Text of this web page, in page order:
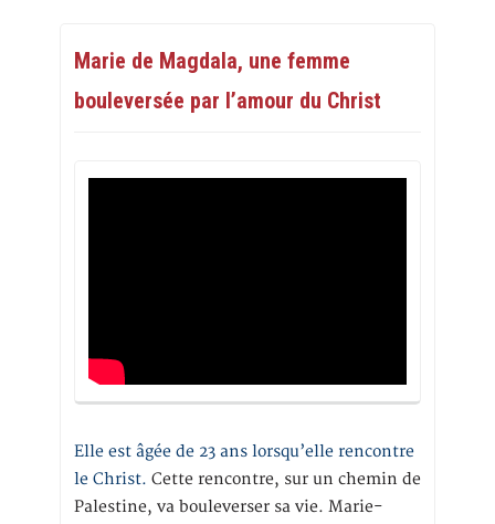
Marie de Magdala, une femme
bouleversée par l’amour du Christ
Elle est âgée de 23 ans lorsqu’elle rencontre
le Christ. Cette rencontre, sur un chemin de
Palestine, va bouleverser sa vie. Marie-